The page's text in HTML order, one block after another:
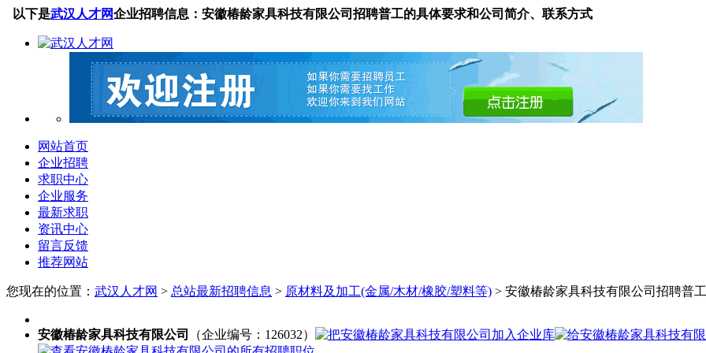
以下是武汉人才网企业招聘信息：安徽椿龄家具科技有限公司招聘普工的具体要求和公司简介、联系方式
网站首页
企业招聘
求职中心
企业服务
最新求职
资讯中心
留言反馈
推荐网站
您现在的位置： 武汉人才网 > 总站最新招聘信息 > 原材料及加工(金属/木材/橡胶/塑料等) > 安徽椿龄家具科技有限公司招聘普
安徽椿龄家具科技有限公司 （企业编号：126032）